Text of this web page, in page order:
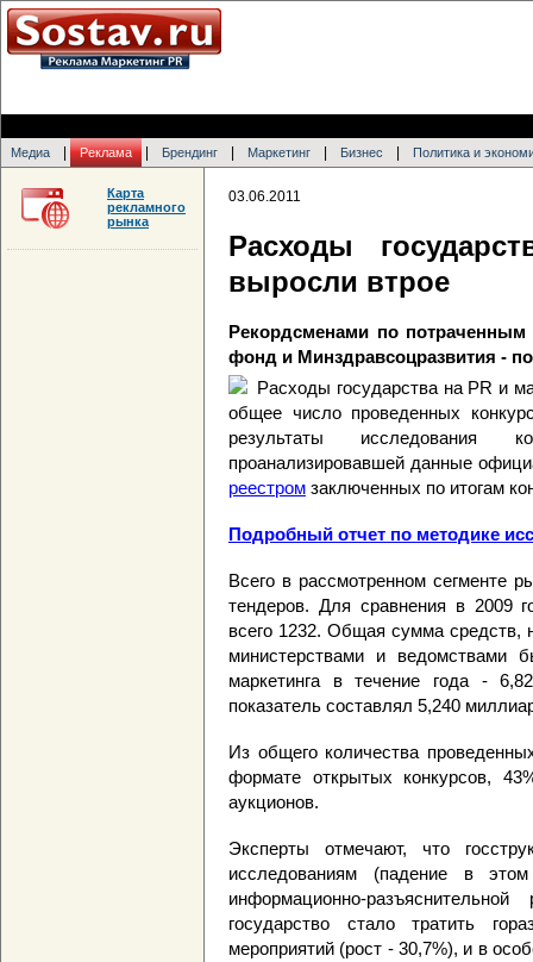
Медиа Реклама Брендинг Маркетинг Бизнес Политика и
03.06.2011
Расходы
выросли втрое
Рекордсменами по
фонд и Минздравсоцразвития -
Расходы государства на PR и
общее число проведенных
результаты исследования
проанализировавшей данные
реестром заключенных по итогам
Подробный отчет по методике
Всего в рассмотренном сегменте
тендеров. Для сравнения в 2009
всего 1232. Общая сумма средств,
министерствами и
маркетинга в течение года -
показатель составлял 5,240
Из общего количества
формате открытых конкурсов,
аукционов.
Эксперты отмечают, что
исследованиям (падение в
информационно-
государство стало тратить
мероприятий (рост - 30,7%), и в
Карта
рекламного
рынка